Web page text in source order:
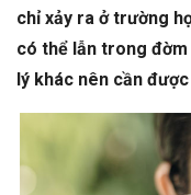
chỉ xảy ra ở trường
có thể lẫn trong
lý khác nên cần